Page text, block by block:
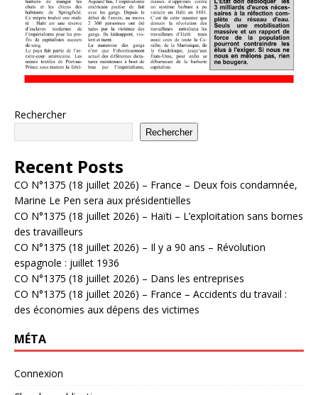
Rechercher
Rechercher
Recent Posts
CO N°1375 (18 juillet 2026) – France – Deux fois condamnée,
Marine Le Pen sera aux présidentielles
CO N°1375 (18 juillet 2026) – Haïti – L’exploitation sans bornes
des travailleurs
CO N°1375 (18 juillet 2026) – Il y a 90 ans – Révolution
espagnole : juillet 1936
CO N°1375 (18 juillet 2026) – Dans les entreprises
CO N°1375 (18 juillet 2026) – France – Accidents du travail :
des économies aux dépens des victimes
MÉTA
Connexion